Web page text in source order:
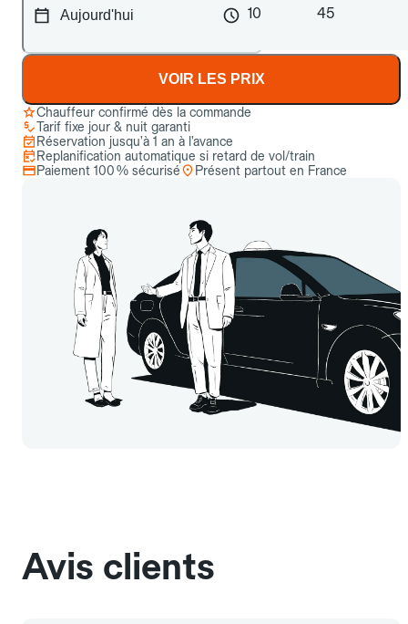
10 45
VOIR LES PRIX
Chauffeur confirmé dès la commande
Tarif fixe jour & nuit garanti
Réservation jusqu’à 1 an à l’avance
Replanification automatique si retard de vol/train
Paiement 100 % sécurisé
Présent partout en France
Avis clients